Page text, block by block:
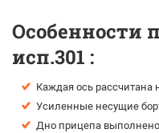
Особенности
исп.301 :
Каждая ось рассчитана
Усиленные несущие
Дно прицепа